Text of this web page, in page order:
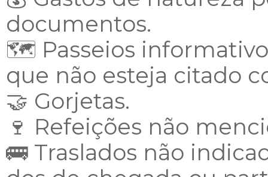
documentos.
🗺️ Passeios
que não esteja citado
🤝 Gorjetas.
🍷 Refeições não
🚌 Traslados não